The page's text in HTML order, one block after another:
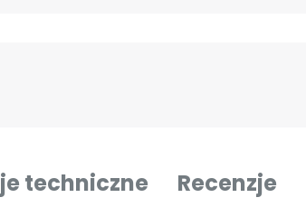
techniczne Recenzje